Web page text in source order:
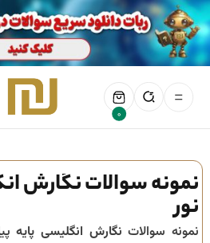
0
نمونه سوالات نگارش
نور
نمونه سوالات نگارش انگلیسی پایه